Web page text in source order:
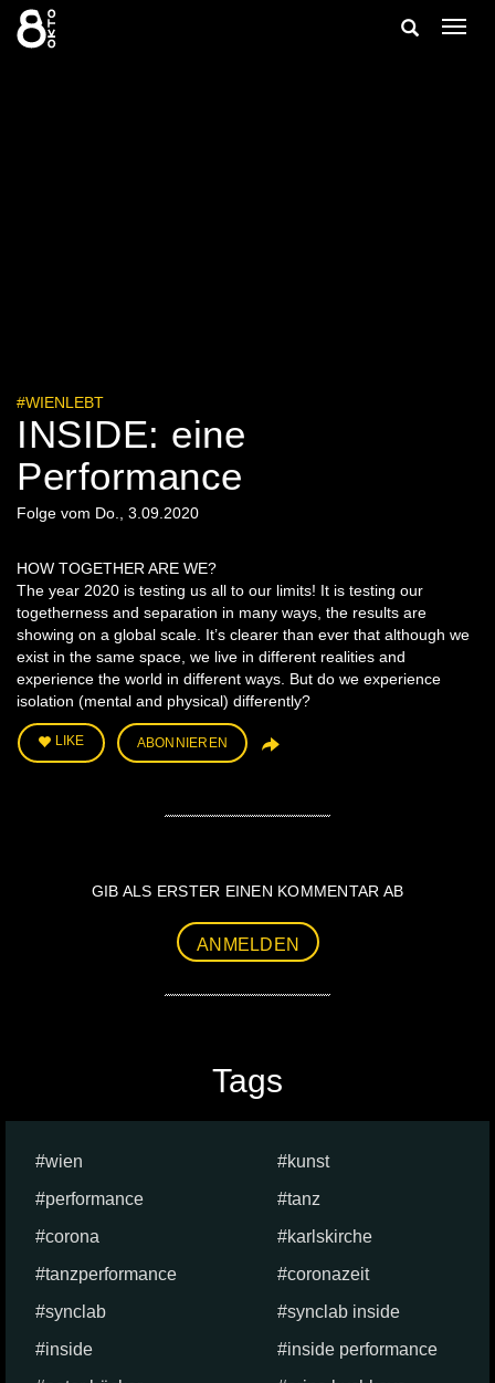
Zum
Inhalt
springen
Suche
#WIENLEBT
INSIDE: eine
Performance
Folge vom Do., 3.09.2020
HOW TOGETHER ARE WE?
The year 2020 is testing us all to our limits! It is testing our
togetherness and separation in many ways, the results are
showing on a global scale. It’s clearer than ever that although we
exist in the same space, we live in different realities and
experience the world in different ways. But do we experience
isolation (mental and physical) differently?
LIKE ABONNIEREN
GIB ALS ERSTER EINEN KOMMENTAR AB
ANMELDEN
Tags
wien
kunst
performance
tanz
corona
karlskirche
tanzperformance
coronazeit
synclab
synclab inside
inside
inside performance